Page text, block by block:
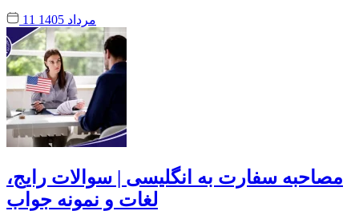
11 مرداد 1405
مصاحبه سفارت به انگلیسی | سوالات رایج،
لغات و نمونه جواب